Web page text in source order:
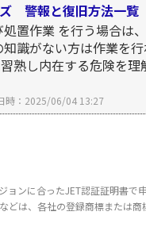
警報と復旧方法一覧
置作業 を行う場合は
識がない方は作業を
熟し内在する危険を
時：2025/06/04 13:27
ンに合ったJET認証証明書で申
は、各社の登録商標または商